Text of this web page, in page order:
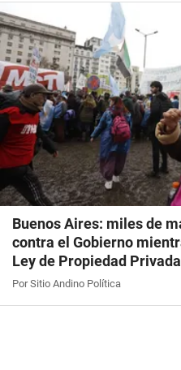
Buenos Aires: miles de
contra el Gobierno
Ley de Propiedad Privada
Por Sitio Andino Política